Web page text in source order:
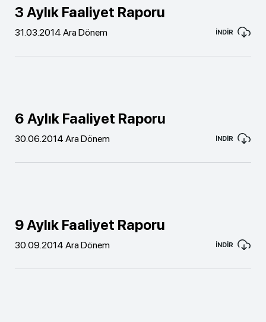
3 Aylık Faaliyet Raporu
31.03.2014 Ara Dönem İNDİR
6 Aylık Faaliyet Raporu
30.06.2014 Ara Dönem İNDİR
9 Aylık Faaliyet Raporu
30.09.2014 Ara Dönem İNDİR